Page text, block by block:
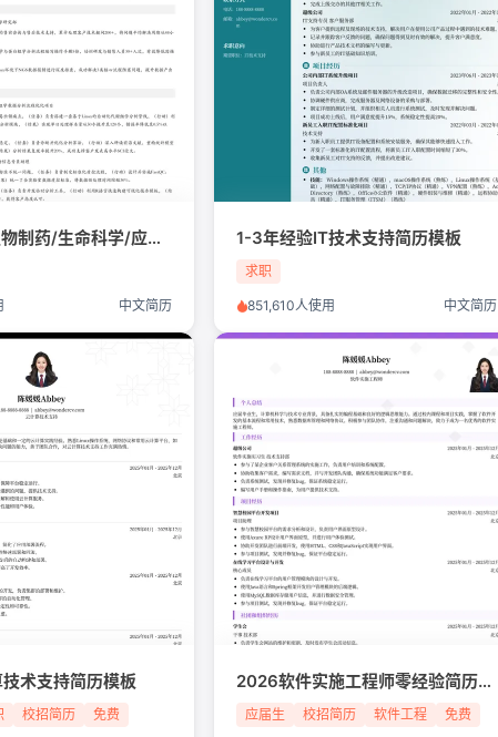
技术支持/生物制药/生命科学/应届生简历模板
中文简历
1-3年经验IT技术支持简历模板
求职
851,610人使用 中文简历
术支持简历模板
校招简历 免费
2026软件实施工程师零经验简历模板
应届生 校招简历 软件工程 免费